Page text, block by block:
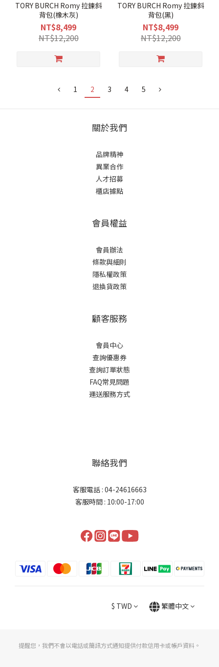
TORY BURCH Romy 拉鍊斜
背包(橡木灰)
NT$8,499
NT$12,200
TORY BURCH Romy 拉鍊斜
背包(黑)
NT$8,499
NT$12,200
1 2 3 4 5
關於我們
品牌精神
異業合作
人才招募
櫃店據點
會員權益
會員辦法
條款與細則
隱私權政策
退換貨政策
顧客服務
會員中心
查詢優惠券
查詢訂單狀態
FAQ常見問題
運送服務方式
聯絡我們
客服電話 : 04-24616663
客服時間 : 10:00-17:00
$ TWD 繁體中文
提醒您，我們不會以電話或簡訊方式通知提供付款信用卡或帳戶資料。